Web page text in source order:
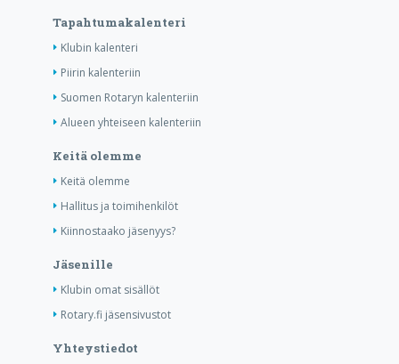
Tapahtumakalenteri
Klubin kalenteri
Piirin kalenteriin
Suomen Rotaryn kalenteriin
Alueen yhteiseen kalenteriin
Keitä olemme
Keitä olemme
Hallitus ja toimihenkilöt
Kiinnostaako jäsenyys?
Jäsenille
Klubin omat sisällöt
Rotary.fi jäsensivustot
Yhteystiedot